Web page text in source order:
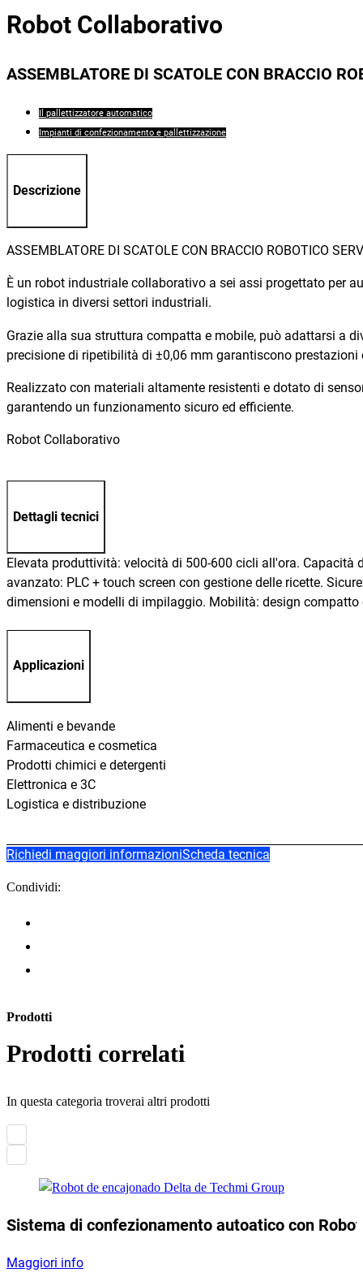
Robot Collaborativo
ASSEMBLATORE DI SCATOLE CON BRACCIO
Il pallettizzatore automatico
Impianti di confezionamento e pallettizzazione
Descrizione
ASSEMBLATORE DI SCATOLE CON BRACCIO ROBOTICO
È un robot industriale collaborativo a sei assi progettato per
logistica in diversi settori industriali.
Grazie alla sua struttura compatta e mobile, può adattarsi a
precisione di ripetibilità di ±0,06 mm garantiscono
Realizzato con materiali altamente resistenti e dotato di
garantendo un funzionamento sicuro ed efficiente.
Robot Collaborativo
Dettagli tecnici
Elevata produttività: velocità di 500-600 cicli all'ora.
avanzato: PLC + touch screen con gestione delle ricette.
dimensioni e modelli di impilaggio. Mobilità: design
Applicazioni
Alimenti e bevande
Farmaceutica e cosmetica
Prodotti chimici e detergenti
Elettronica e 3C
Logistica e distribuzione
Richiedi maggiori informazioniScheda tecnica
Condividi:
Prodotti
Prodotti correlati
In questa categoria troverai altri prodotti
Sistema di confezionamento autoatico con
Maggiori info